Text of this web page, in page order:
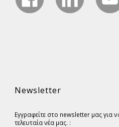
Newsletter
Εγγραφείτε στο newsletter μας για
τελευταία νέα μας. :